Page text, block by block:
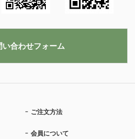
ご注文方法
会員について
い合わせフォーム